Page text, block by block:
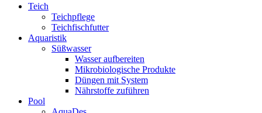
Teich
Teichpflege
Teichfischfutter
Aquaristik
Süßwasser
Wasser aufbereiten
Mikrobiologische Produkte
Düngen mit System
Nährstoffe zuführen
Pool